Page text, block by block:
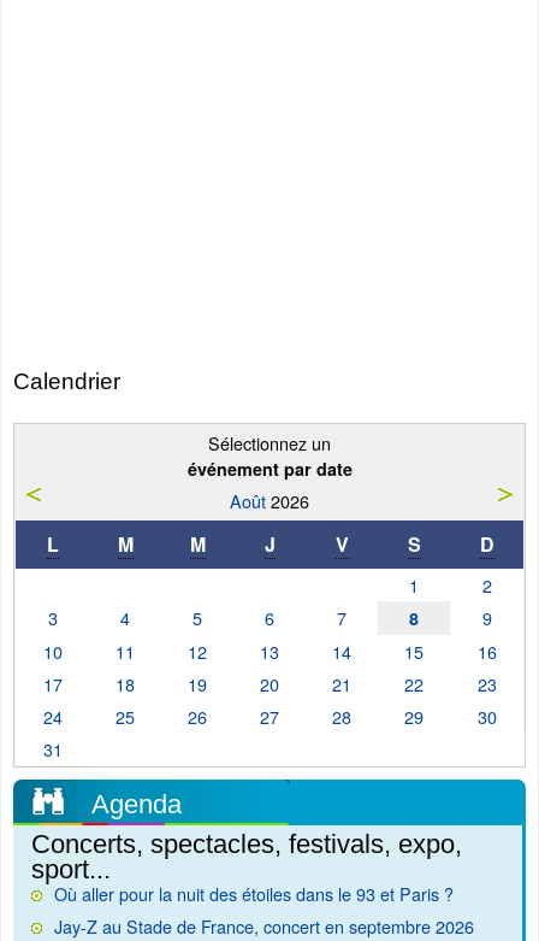
Calendrier
Sélectionnez un
événement par date
Août2026
L M M J V S D
1
2
3
4 5 6 7 8
9
10
11 12 13 14 15
16
17
18 19 20 21 22
23
24
25 26 27 28 29
30
31
Agenda
Concerts, spectacles, festivals, expo,
sport...
Où aller pour la nuit des étoiles dans le 93 et Paris ?
Jay-Z au Stade de France, concert en septembre 2026